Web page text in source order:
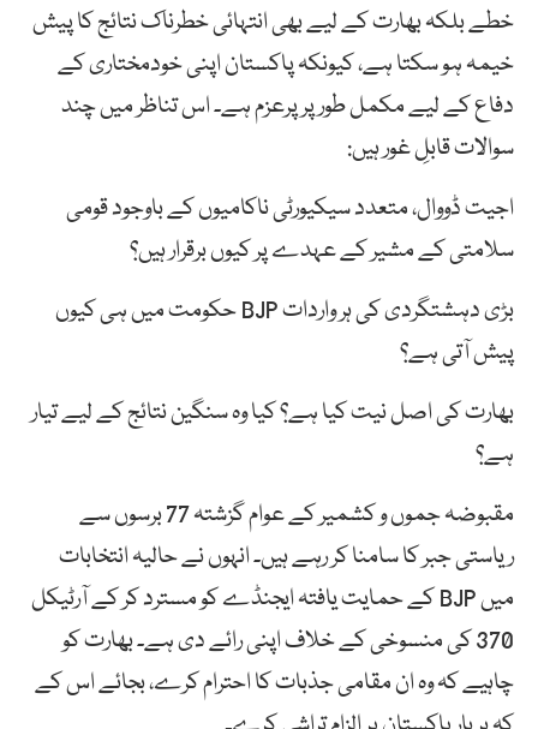
خطے بلکہ بھارت کے لیے بھی انتہائی خطرناک نتائج کا پیش
خیمہ ہو سکتا ہے، کیونکہ پاکستان اپنی خودمختاری کے
دفاع کے لیے مکمل طور پر پرعزم ہے۔ اس تناظر میں چند
سوالات قابلِ غور ہیں:
اجیت ڈووال، متعدد سیکیورٹی ناکامیوں کے باوجود قومی
سلامتی کے مشیر کے عہدے پر کیوں برقرار ہیں؟
بڑی دہشتگردی کی ہر واردات BJP حکومت میں ہی کیوں
پیش آتی ہے؟
بھارت کی اصل نیت کیا ہے؟ کیا وہ سنگین نتائج کے لیے تیار
ہے؟
مقبوضہ جموں و کشمیر کے عوام گزشتہ 77 برسوں سے
ریاستی جبر کا سامنا کر رہے ہیں۔ انہوں نے حالیہ انتخابات
میں BJP کے حمایت یافتہ ایجنڈے کو مسترد کر کے آرٹیکل
370 کی منسوخی کے خلاف اپنی رائے دی ہے۔ بھارت کو
چاہیے کہ وہ ان مقامی جذبات کا احترام کرے، بجائے اس کے